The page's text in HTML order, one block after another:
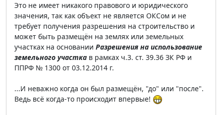
Это не имеет никакого правового и юридического
значения, так как объект не является ОКСом и не
требует получения разрешения на строительство и
может быть размещён на землях или земельных
участках на основании Разрешения на использование
земельного участка в рамках ч.3. ст. 39.36 ЗК РФ и
ППРФ № 1300 от 03.12.2014 г.
...И неважно когда он был размещён, "до" или "после".
Ведь всё когда-то происходит впервые!